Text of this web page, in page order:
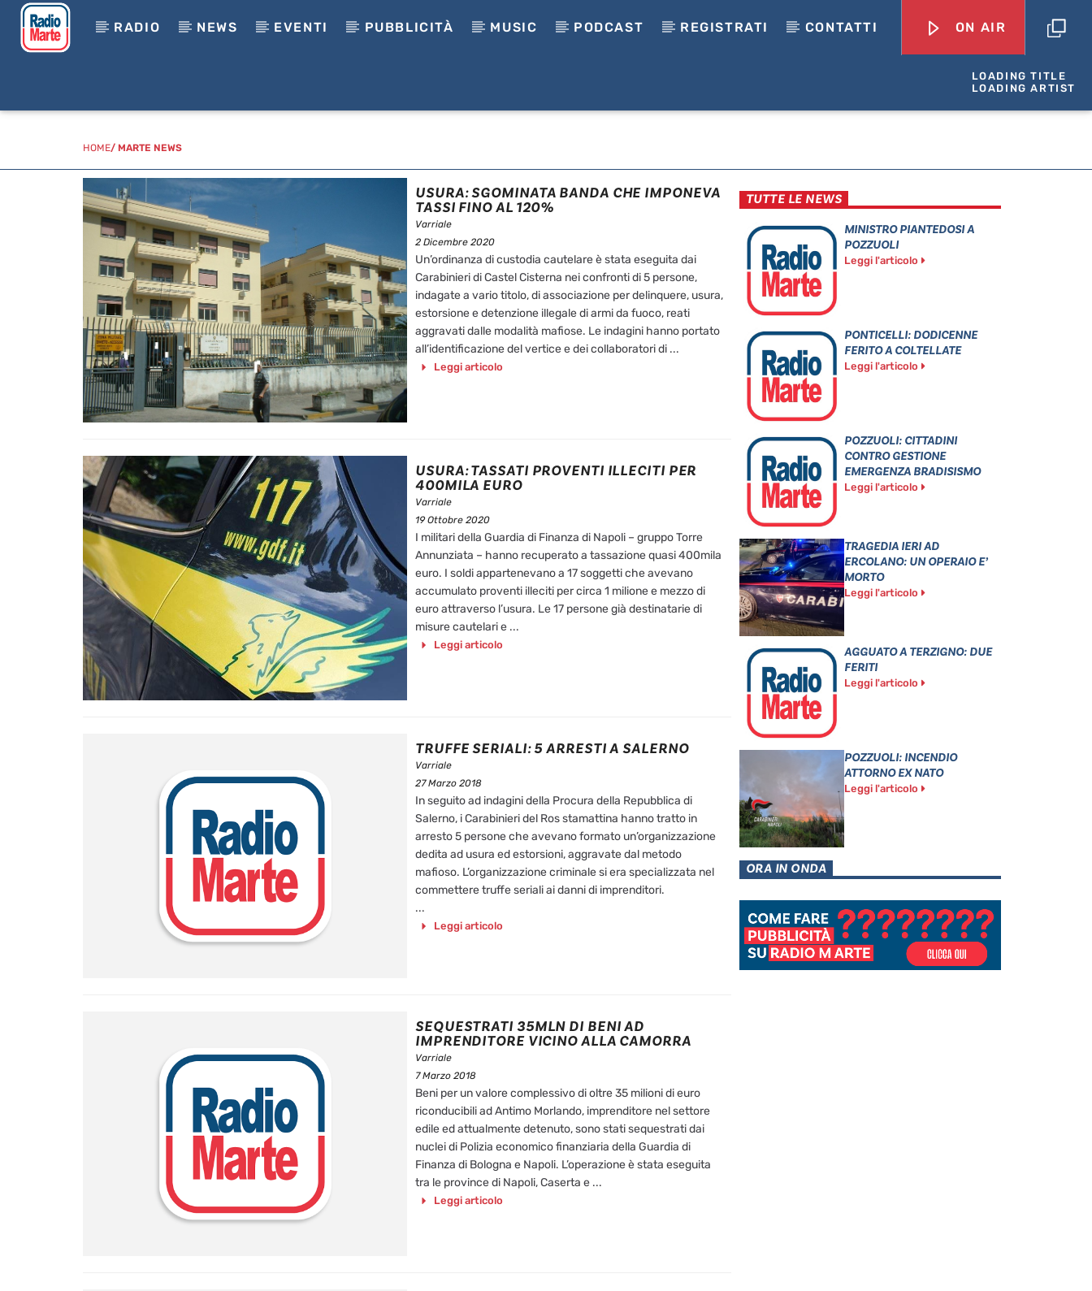
RADIO NEWS EVENTI PUBBLICITÀ MUSIC PODCAST REGISTRATI CONTATTI ON AIR
LOADING TITLE
LOADING ARTIST
HOME/ MARTE NEWS
USURA: SGOMINATA BANDA CHE IMPONEVA
TASSI FINO AL 120%
Varriale
2 Dicembre 2020
Un’ordinanza di custodia cautelare è stata eseguita dai
Carabinieri di Castel Cisterna nei confronti di 5 persone,
indagate a vario titolo, di associazione per delinquere, usura,
estorsione e detenzione illegale di armi da fuoco, reati
aggravati dalle modalità mafiose. Le indagini hanno portato
all’identificazione del vertice e dei collaboratori di ...
Leggi articolo
USURA: TASSATI PROVENTI ILLECITI PER
400MILA EURO
Varriale
19 Ottobre 2020
I militari della Guardia di Finanza di Napoli – gruppo Torre
Annunziata – hanno recuperato a tassazione quasi 400mila
euro. I soldi appartenevano a 17 soggetti che avevano
accumulato proventi illeciti per circa 1 milione e mezzo di
euro attraverso l’usura. Le 17 persone già destinatarie di
misure cautelari e ...
Leggi articolo
TRUFFE SERIALI: 5 ARRESTI A SALERNO
Varriale
27 Marzo 2018
In seguito ad indagini della Procura della Repubblica di
Salerno, i Carabinieri del Ros stamattina hanno tratto in
arresto 5 persone che avevano formato un’organizzazione
dedita ad usura ed estorsioni, aggravate dal metodo
mafioso. L’organizzazione criminale si era specializzata nel
commettere truffe seriali ai danni di imprenditori.
...
Leggi articolo
SEQUESTRATI 35MLN DI BENI AD
IMPRENDITORE VICINO ALLA CAMORRA
Varriale
7 Marzo 2018
Beni per un valore complessivo di oltre 35 milioni di euro
riconducibili ad Antimo Morlando, imprenditore nel settore
edile ed attualmente detenuto, sono stati sequestrati dai
nuclei di Polizia economico finanziaria della Guardia di
Finanza di Bologna e Napoli. L’operazione è stata eseguita
tra le province di Napoli, Caserta e ...
Leggi articolo
TUTTE LE NEWS
MINISTRO PIANTEDOSI A
POZZUOLI
Leggi l'articolo
PONTICELLI: DODICENNE
FERITO A COLTELLATE
Leggi l'articolo
POZZUOLI: CITTADINI
CONTRO GESTIONE
EMERGENZA BRADISISMO
Leggi l'articolo
TRAGEDIA IERI AD
ERCOLANO: UN OPERAIO E’
MORTO
Leggi l'articolo
AGGUATO A TERZIGNO: DUE
FERITI
Leggi l'articolo
POZZUOLI: INCENDIO
ATTORNO EX NATO
Leggi l'articolo
ORA IN ONDA